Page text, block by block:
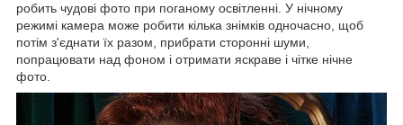
робить чудові фото при поганому освітленні. У нічному
режимі камера може робити кілька знімків одночасно, щоб
потім з'єднати їх разом, прибрати сторонні шуми,
попрацювати над фоном і отримати яскраве і чітке нічне
фото.